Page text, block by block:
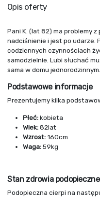
Opis oferty
Pani K. (lat 82) ma problemy
nadciśnienie i jest po udarze.
codziennych czynnościach
samodzielnie. Lubi słuchać
sama w domu jednorodzinnym.
Podstawowe informacje
Prezentujemy kilka
Płeć:kobieta
Wiek:82lat
Wzrost:160cm
Waga:59kg
Stan zdrowia
Podopieczna cierpi na